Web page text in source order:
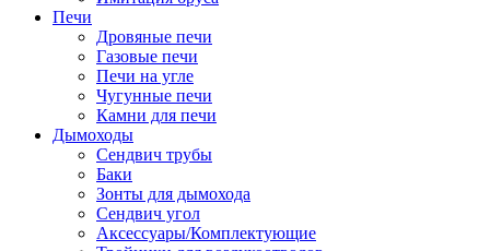
Печи
Дровяные печи
Газовые печи
Печи на угле
Чугунные печи
Камни для печи
Дымоходы
Сендвич трубы
Баки
Зонты для дымохода
Сендвич угол
Аксессуары/Комплектующие